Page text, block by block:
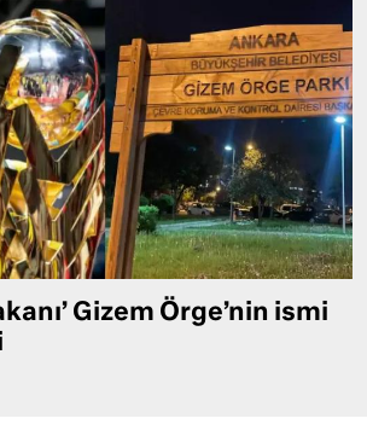
Gizem Örge’nin ismi